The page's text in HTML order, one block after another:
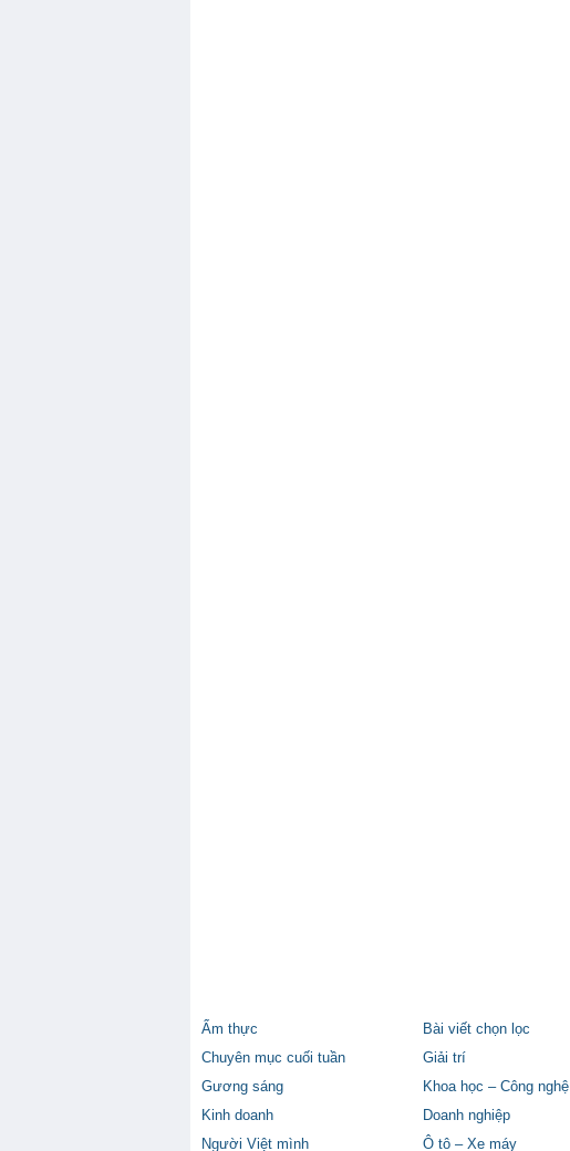
Ẩm thực Bài viết chọn lọc
Chuyên mục cuối tuần
Giải trí
Gương sáng
Khoa học – Công nghệ
Kinh doanh
Doanh nghiệp
Người Việt mình
Ô tô – Xe máy